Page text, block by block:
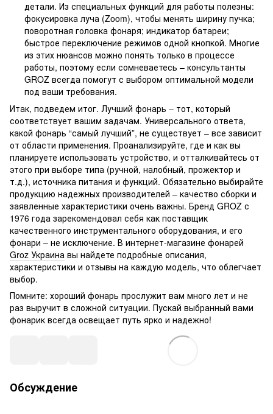
детали. Из специальных функций для работы полезны:
фокусировка луча (Zoom), чтобы менять ширину пучка;
поворотная головка фонаря; индикатор батареи;
быстрое переключение режимов одной кнопкой. Многие
из этих нюансов можно понять только в процессе
работы, поэтому если сомневаетесь – консультанты
GROZ всегда помогут с выбором оптимальной модели
под ваши требования.
Итак, подведем итог. Лучший фонарь – тот, который
соответствует вашим задачам. Универсального ответа,
какой фонарь “самый лучший”, не существует – все зависит
от области применения. Проанализируйте, где и как вы
планируете использовать устройство, и отталкивайтесь от
этого при выборе типа (ручной, налобный, прожектор и
т.д.), источника питания и функций. Обязательно выбирайте
продукцию надежных производителей – качество сборки и
заявленные характеристики очень важны. Бренд GROZ с
1976 года зарекомендовал себя как поставщик
качественного инструментального оборудования, и его
фонари – не исключение. В интернет-магазине фонарей
Groz Украина вы найдете подробные описания,
характеристики и отзывы на каждую модель, что облегчает
выбор.
Помните: хороший фонарь прослужит вам много лет и не
раз выручит в сложной ситуации. Пускай выбранный вами
фонарик всегда освещает путь ярко и надежно!
Обсуждение